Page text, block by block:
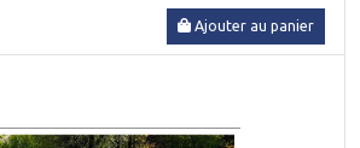
Ajouter au panier